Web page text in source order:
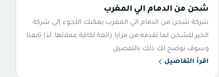
شحن من الدمام الي المغرب
شركة شحن من الدمام الي المغرب يمكنك اللجوء إلى شركة
الخير للشحن لما تقدمه من مزايا رائعة لكافة عملائها، لذا تابعنا
وسوف نوضح لك ذلك بالتفصيل
اقرأ التفاصيل